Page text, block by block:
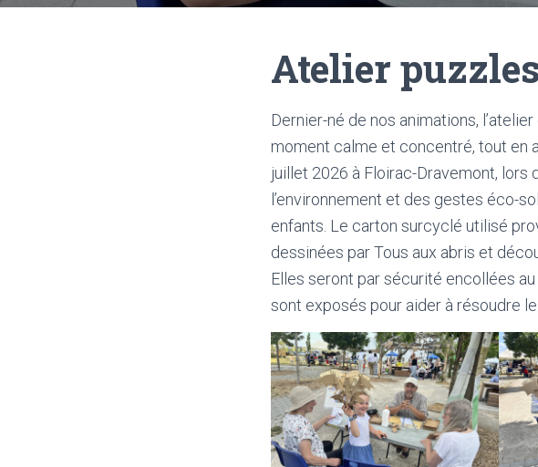
Atelier
Dernier-né de nos animations,
moment calme et concentré, tout en
juillet 2026 à Floirac-Dravemont, lors
l’environnement et des gestes éco-
enfants. Le carton surcyclé utilisé
dessinées par Tous aux abris et
Elles seront par sécurité encollées
sont exposés pour aider à résoudre le